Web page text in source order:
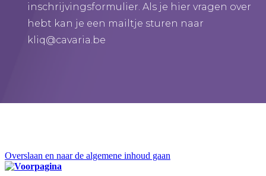
inschrijvingsformulier. Als je hier vragen over
hebt kan je een mailtje sturen naar
kliq@cavaria.be